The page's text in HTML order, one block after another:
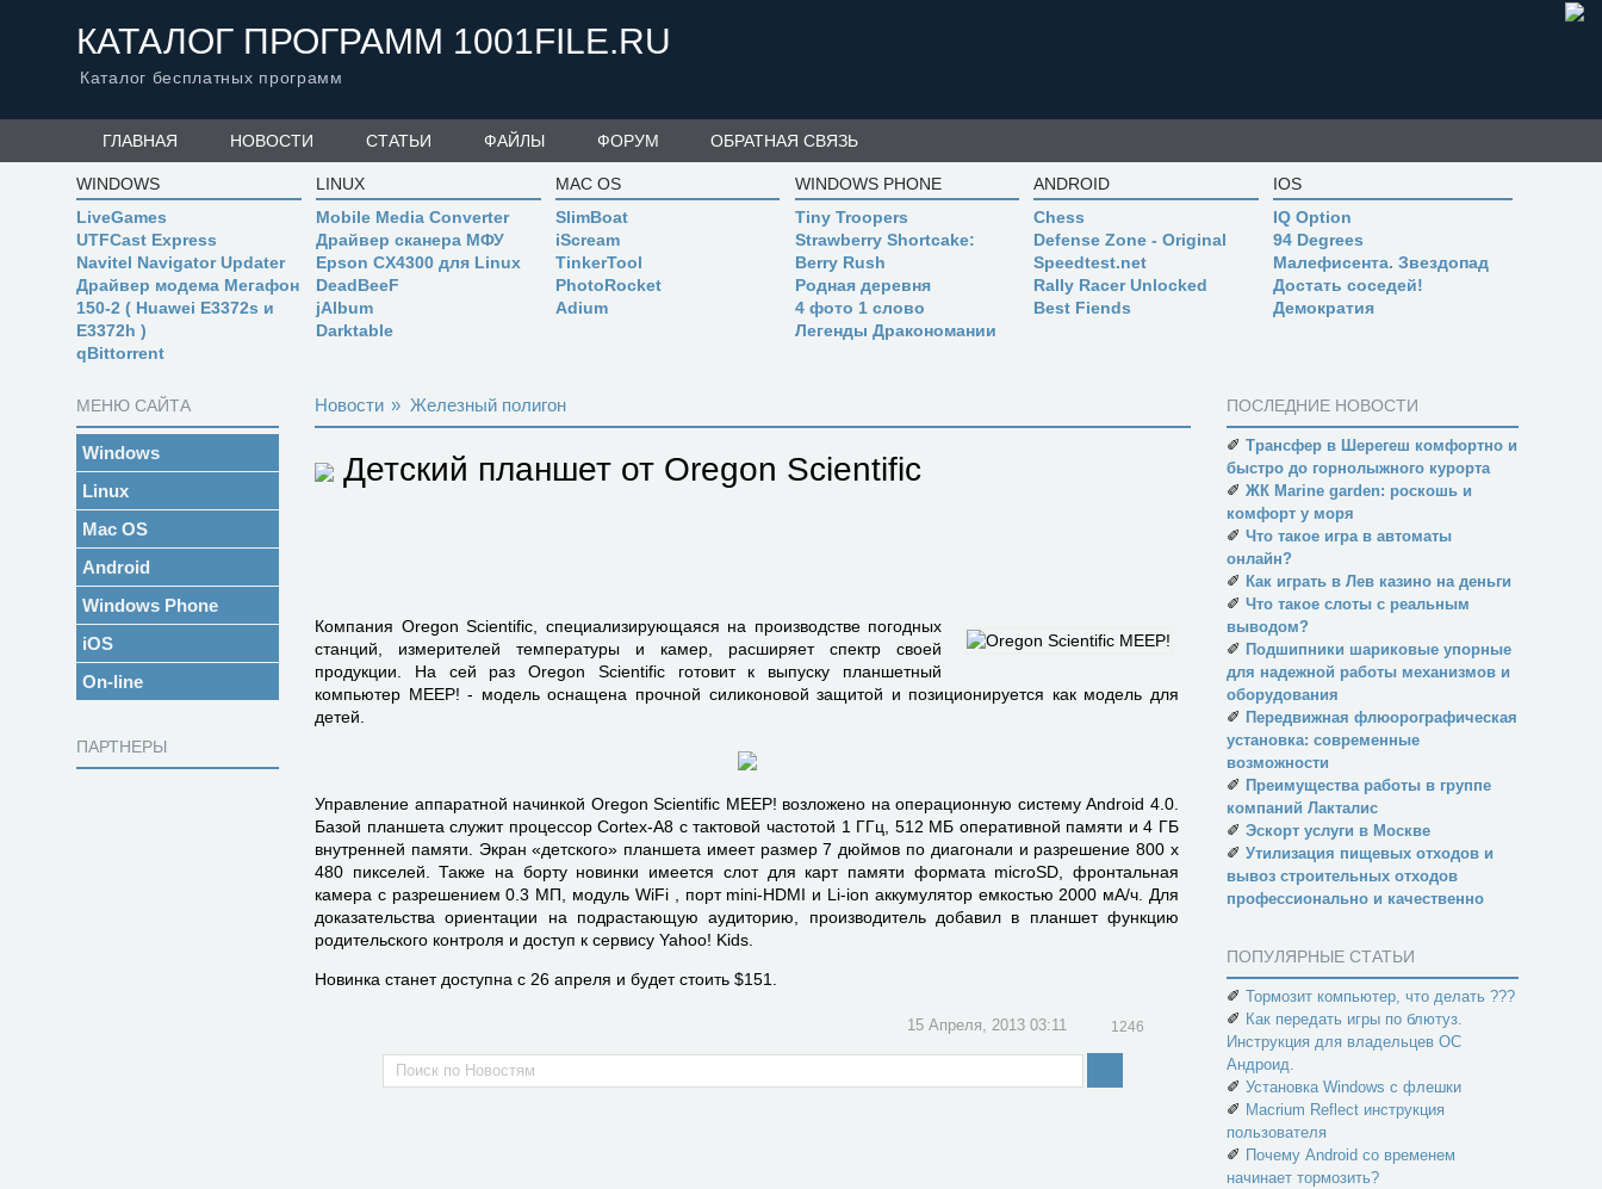
КАТАЛОГ ПРОГРАММ 1001FILE.RU
Каталог бесплатных программ
ГЛАВНАЯ НОВОСТИ СТАТЬИ ФАЙЛЫ ФОРУМ ОБРАТНАЯ СВЯЗЬ
WINDOWS
LiveGames
UTFCast Express
Navitel Navigator Updater
Драйвер модема Мегафон
150-2 ( Huawei E3372s и
E3372h )
qBittorrent
LINUX
Mobile Media Converter
Драйвер сканера МФУ
Epson CX4300 для Linux
DeadBeeF
jAlbum
Darktable
MAC OS
SlimBoat
iScream
TinkerTool
PhotoRocket
Adium
WINDOWS PHONE
Tiny Troopers
Strawberry Shortcake:
Berry Rush
Родная деревня
4 фото 1 слово
Легенды Дракономании
ANDROID
Chess
Defense Zone - Original
Speedtest.net
Rally Racer Unlocked
Best Fiends
IOS
IQ Option
94 Degrees
Малефисента. Звездопад
Достать соседей!
Демократия
МЕНЮ САЙТА
Windows
Linux
Mac OS
Android
Windows Phone
iOS
On-line
ПАРТНЕРЫ
Новости » Железный полигон
Детский планшет от Oregon Scientific
Компания Oregon Scientific, специализирующаяся на производстве погодных
станций, измерителей температуры и камер, расширяет спектр своей
продукции. На сей раз Oregon Scientific готовит к выпуску планшетный
компьютер MEEP! - модель оснащена прочной силиконовой защитой и позиционируется как модель для
детей.
Управление аппаратной начинкой Oregon Scientific MEEP! возложено на операционную систему Android 4.0.
Базой планшета служит процессор Cortex-A8 с тактовой частотой 1 ГГц, 512 МБ оперативной памяти и 4 ГБ
внутренней памяти. Экран «детского» планшета имеет размер 7 дюймов по диагонали и разрешение 800 x
480 пикселей. Также на борту новинки имеется слот для карт памяти формата microSD, фронтальная
камера с разрешением 0.3 МП, модуль WiFi , порт mini-HDMI и Li-ion аккумулятор емкостью 2000 мА/ч. Для
доказательства ориентации на подрастающую аудиторию, производитель добавил в планшет функцию
родительского контроля и доступ к сервису Yahoo! Kids.
Новинка станет доступна с 26 апреля и будет стоить $151.
15 Апреля, 2013 03:11 1246
ПОСЛЕДНИЕ НОВОСТИ
✐ Трансфер в Шерегеш комфортно и
быстро до горнолыжного курорта
✐ ЖК Marine garden: роскошь и
комфорт у моря
✐ Что такое игра в автоматы
онлайн?
✐ Как играть в Лев казино на деньги
✐ Что такое слоты с реальным
выводом?
✐ Подшипники шариковые упорные
для надежной работы механизмов и
оборудования
✐ Передвижная флюорографическая
установка: современные
возможности
✐ Преимущества работы в группе
компаний Лакталис
✐ Эскорт услуги в Москве
✐ Утилизация пищевых отходов и
вывоз строительных отходов
профессионально и качественно
ПОПУЛЯРНЫЕ СТАТЬИ
✐ Тормозит компьютер, что делать ???
✐ Как передать игры по блютуз.
Инструкция для владельцев ОС
Андроид.
✐ Установка Windows с флешки
✐ Macrium Reflect инструкция
пользователя
✐ Почему Android со временем
начинает тормозить?